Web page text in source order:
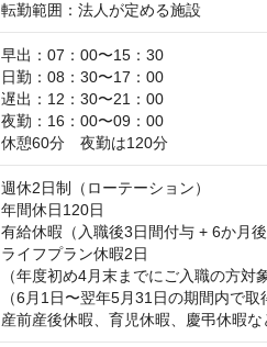
転勤範囲：法人が定める施設
早出：07：00〜15：30
日勤：08：30〜17：00
遅出：12：30〜21：00
夜勤：16：00〜09：00
休憩60分　夜勤は120分
週休2日制（ローテーション）
年間休日120日
有給休暇（入職後3日間付与 + 6か月後
ライフプラン休暇2日
（年度初め4月末までにご入職の方対象
（6月1日〜翌年5月31日の期間内で取
産前産後休暇、育児休暇、慶弔休暇な